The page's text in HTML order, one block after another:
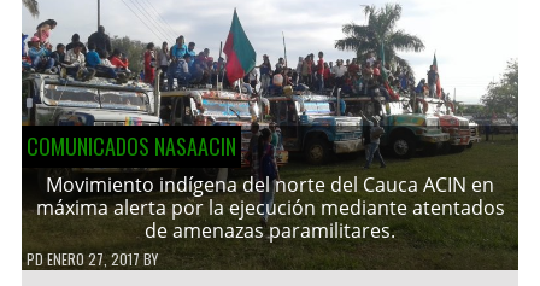
COMUNICADOS NASAACIN
Movimiento indígena del norte del Cauca ACIN en
máxima alerta por la ejecución mediante atentados
de amenazas paramilitares.
PDENERO 27, 2017 BY